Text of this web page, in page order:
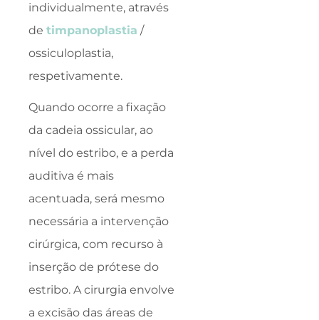
individualmente, através
de timpanoplastia /
ossiculoplastia,
respetivamente.
Quando ocorre a fixação
da cadeia ossicular, ao
nível do estribo, e a perda
auditiva é mais
acentuada, será mesmo
necessária a intervenção
cirúrgica, com recurso à
inserção de prótese do
estribo. A cirurgia envolve
a excisão das áreas de